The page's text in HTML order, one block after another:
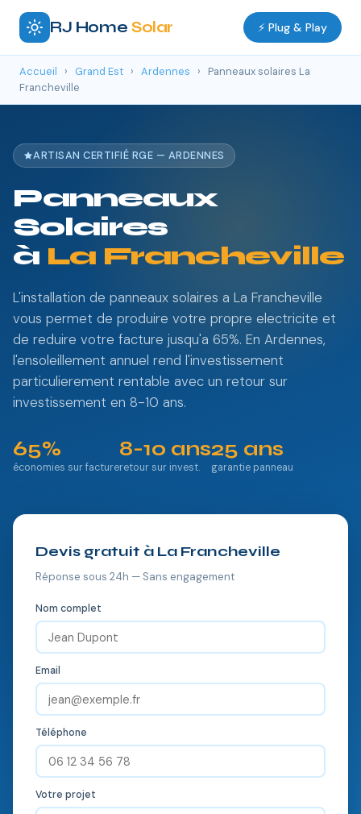
RJ Home Solar ⚡ Plug & Play
Accueil › Grand Est › Ardennes ›
Panneaux solaires La
Francheville
ARTISAN CERTIFIÉ RGE — ARDENNES
Panneaux
Solaires
à La Francheville
L'installation de panneaux solaires a La Francheville
vous permet de produire votre propre electricite et
de reduire votre facture jusqu'a 65%. En Ardennes,
l'ensoleillement annuel rend l'investissement
particulierement rentable avec un retour sur
investissement en 8-10 ans.
65%
économies sur facture
8-10 ans
retour sur invest.
25 ans
garantie panneau
Devis gratuit à La Francheville
Réponse sous 24h — Sans engagement
Nom complet
Email
Téléphone
Votre projet